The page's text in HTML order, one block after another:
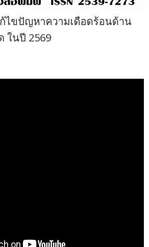
ไขปัญหาความเดือดร้อนด้าน
ในปี 2569